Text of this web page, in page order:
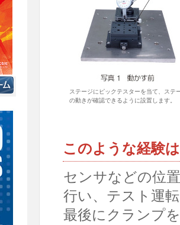
ステージにピックテスターを当て、ステ
の動きが確認できるように設置します。
このような経験
センサなどの位
行い、テスト運
最後にクランプ